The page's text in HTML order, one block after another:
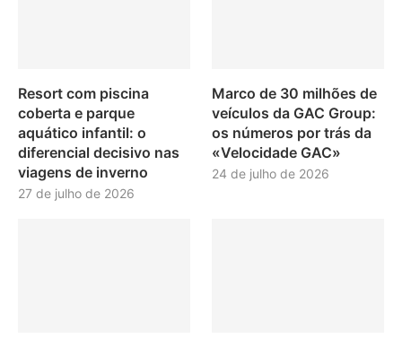
Resort com piscina
coberta e parque
aquático infantil: o
diferencial decisivo nas
viagens de inverno
27 de julho de 2026
Marco de 30 milhões de
veículos da GAC Group:
os números por trás da
«Velocidade GAC»
24 de julho de 2026